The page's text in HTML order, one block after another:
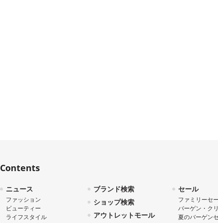
Contents
ニュース
ファッション
ビューティー
ライフスタイル
ブランド検索
ショップ検索
アウトレットモール
セール
ファミリーセ
バーゲン・ク
夏のバーゲン